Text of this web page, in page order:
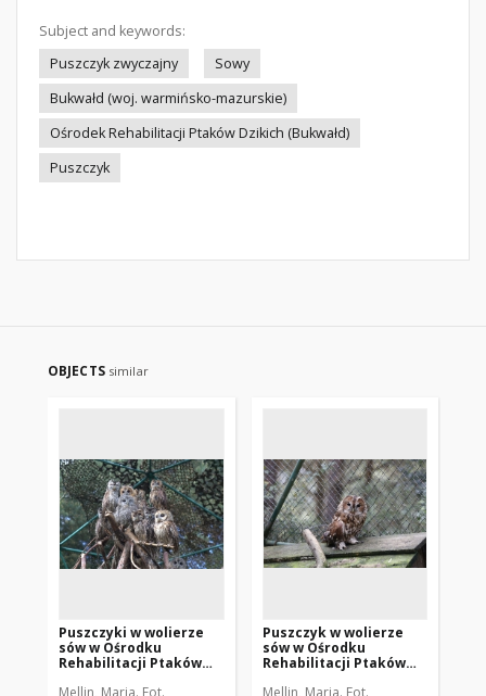
Subject and keywords:
Puszczyk zwyczajny
Sowy
Bukwałd (woj. warmińsko-mazurskie)
Ośrodek Rehabilitacji Ptaków Dzikich (Bukwałd)
Puszczyk
OBJECTS similar
Puszczyki w wolierze
sów w Ośrodku
Rehabilitacji Ptaków
Mellin, Maria. Fot.
Puszczyk w wolierze
sów w Ośrodku
Rehabilitacji Ptaków
Mellin, Maria. Fot.